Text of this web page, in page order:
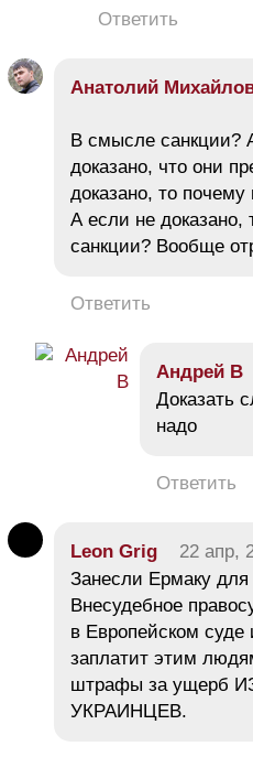
Ответить
Анатолий
В смысле санкции?
доказано, что они
доказано, то
А если не доказано,
санкции? Вообще
Ответить
Андрей В
Доказать
надо
Ответить
Leon Grig 22 апр,
Занесли Ермаку для
Внесудебное
в Европейском суде
заплатит этим
штрафы за ущерб
УКРАИНЦЕВ.